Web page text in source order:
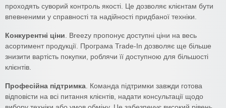
проходять суворий контроль якості. Це дозволяє клієнтам бути
впевненими у справності та надійності придбаної техніки.
Конкурентні ціни . Breezy пропонує доступні ціни на весь
асортимент продукції. Програма Trade-In дозволяє ще більше
знизити вартість покупки, роблячи її доступною для більшості
клієнтів.
Професійна підтримка . Команда підтримки завжди готова
відповісти на всі питання клієнтів, надати консультації щодо